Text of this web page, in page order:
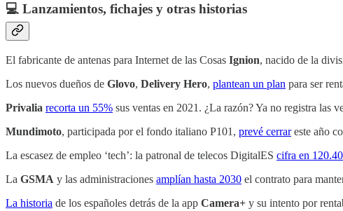
💻 Lanzamientos, fichajes y otras historias
El fabricante de antenas para Internet de las Cosas Ignion, nacido de la
Los nuevos dueños de Glovo, Delivery Hero, plantean un plan para ser
Privalia recorta un 55% sus ventas en 2021. ¿La razón? Ya no registra las
Mundimoto, participada por el fondo italiano P101, prevé cerrareste año
La escasez de empleo ‘tech’: la patronal de telecos DigitalES cifra en
La GSMA y las administraciones amplían hasta 2030 el contrato para
La historia de los españoles detrás de la app Camera+ y su intento por